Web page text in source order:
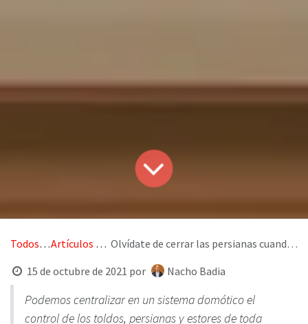
Todos los blogsArtículos de domótica
Olvídate de cerrar las persianas cuando llueve, la domótica lo hará por ti
15 de octubre de 2021 por Nacho Badia
Podemos centralizar en un sistema domótico el
control de los toldos, persianas y estores de toda